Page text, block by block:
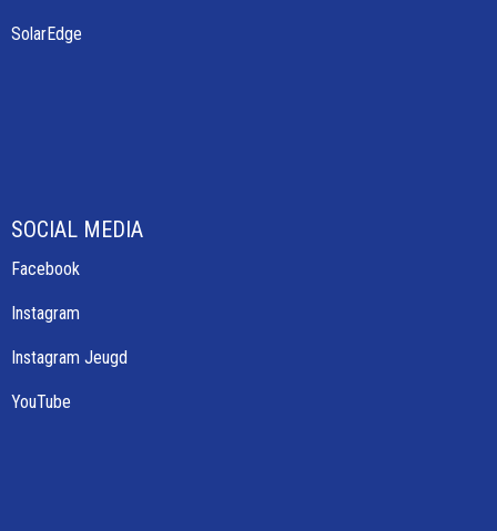
SolarEdge
SOCIAL MEDIA
Facebook
Instagram
Instagram Jeugd
YouTube